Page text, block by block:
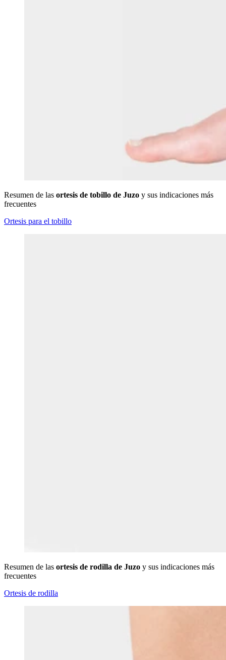
Resumen de las ortesis de tobillo de Juzo y sus indicaciones más
frecuentes
Ortesis para el tobillo
Resumen de las ortesis de rodilla de Juzo y sus indicaciones más
frecuentes
Ortesis de rodilla